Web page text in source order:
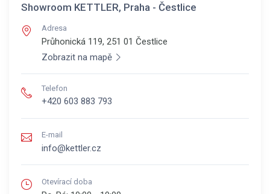
Showroom KETTLER, Praha - Čestlice
Adresa
Průhonická 119, 251 01 Čestlice
Zobrazit na mapě
Telefon
+420 603 883 793
E-mail
info@kettler.cz
Otevírací doba